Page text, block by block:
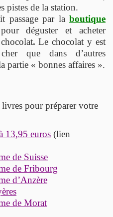
pistes de la station.
passage par la boutique
pour déguster et acheter
. Le chocolat y est
que dans d’autres
partie « bonnes affaires ».
livres pour préparer votre
13,95 euros (lien
de Suisse
de Fribourg
d’Anzère
de Morat